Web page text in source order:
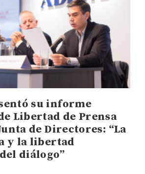
su informe
Libertad de Prensa
de Directores: “La
y la libertad
diálogo”